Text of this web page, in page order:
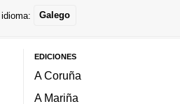
Galego
EDICIONES
A Coruña
A Mariña